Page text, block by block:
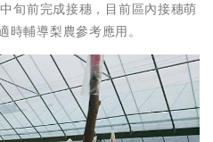
旬前完成接穗，目前區內接穗萌
輔導梨農參考應用。